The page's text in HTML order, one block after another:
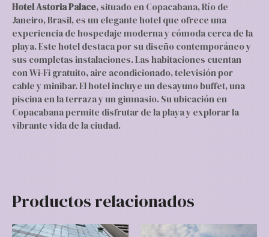
Hotel Astoria Palace, situado en Copacabana, Río de
Janeiro, Brasil, es un elegante hotel que ofrece una
experiencia de hospedaje moderna y cómoda cerca de la
playa. Este hotel destaca por su diseño contemporáneo y
sus completas instalaciones. Las habitaciones cuentan
con Wi-Fi gratuito, aire acondicionado, televisión por
cable y minibar. El hotel incluye un desayuno buffet, una
piscina en la terraza y un gimnasio. Su ubicación en
Copacabana permite disfrutar de la playa y explorar la
vibrante vida de la ciudad.
Productos relacionados